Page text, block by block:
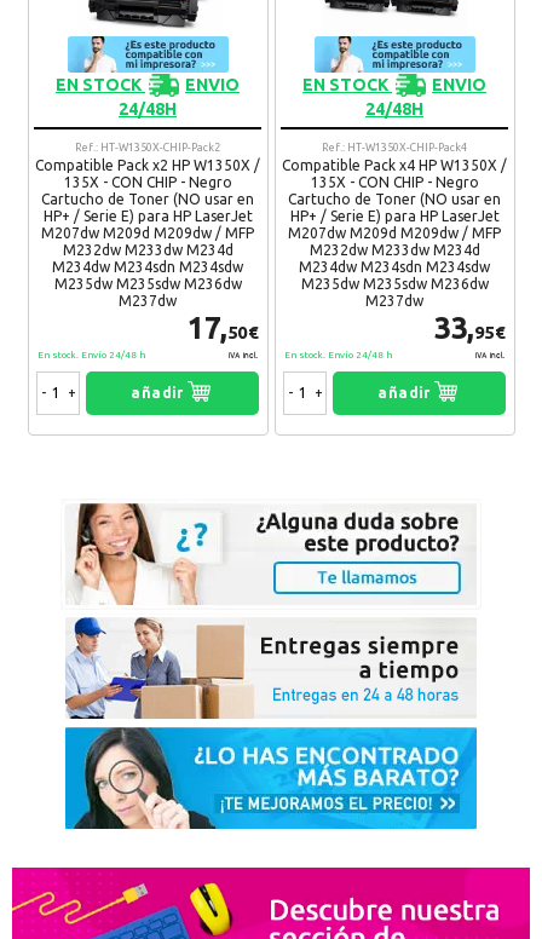
EN STOCK
ENVIO
24/48H
Ref.: HT-W1350X-CHIP-Pack2
Compatible Pack x2 HP W1350X /
135X - CON CHIP - Negro
Cartucho de Toner (NO usar en
HP+ / Serie E) para HP LaserJet
M207dw M209d M209dw / MFP
M232dw M233dw M234d
M234dw M234sdn M234sdw
M235dw M235sdw M236dw
M237dw
17,50€
IVA Incl.
En stock. Envío 24/48 h
- + añadir
EN STOCK
ENVIO
24/48H
Ref.: HT-W1350X-CHIP-Pack4
Compatible Pack x4 HP W1350X /
135X - CON CHIP - Negro
Cartucho de Toner (NO usar en
HP+ / Serie E) para HP LaserJet
M207dw M209d M209dw / MFP
M232dw M233dw M234d
M234dw M234sdn M234sdw
M235dw M235sdw M236dw
M237dw
33,95€
IVA Incl.
En stock. Envío 24/48 h
- + añadir